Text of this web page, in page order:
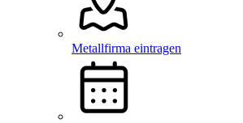
Metallfirma eintragen